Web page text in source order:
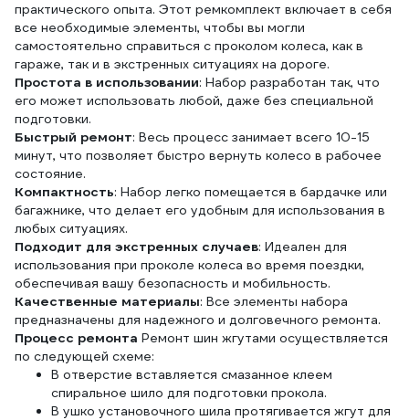
практического опыта. Этот ремкомплект включает в себя
все необходимые элементы, чтобы вы могли
самостоятельно справиться с проколом колеса, как в
гараже, так и в экстренных ситуациях на дороге.
Простота в использовании: Набор разработан так, что
его может использовать любой, даже без специальной
подготовки.
Быстрый ремонт: Весь процесс занимает всего 10-15
минут, что позволяет быстро вернуть колесо в рабочее
состояние.
Компактность: Набор легко помещается в бардачке или
багажнике, что делает его удобным для использования в
любых ситуациях.
Подходит для экстренных случаев: Идеален для
использования при проколе колеса во время поездки,
обеспечивая вашу безопасность и мобильность.
Качественные материалы: Все элементы набора
предназначены для надежного и долговечного ремонта.
Процесс ремонта Ремонт шин жгутами осуществляется
по следующей схеме:
В отверстие вставляется смазанное клеем
спиральное шило для подготовки прокола.
В ушко установочного шила протягивается жгут для